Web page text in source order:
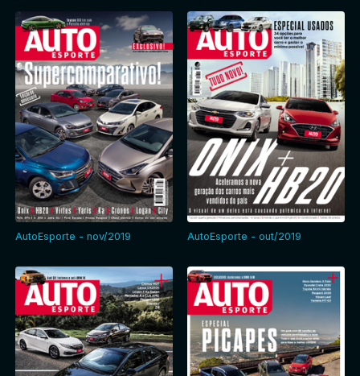
AutoEsporte - nov/2019 AutoEsporte - out/2019